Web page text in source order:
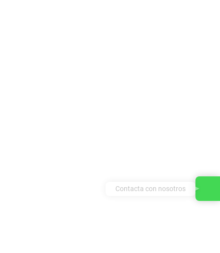
Contacta con nosotros